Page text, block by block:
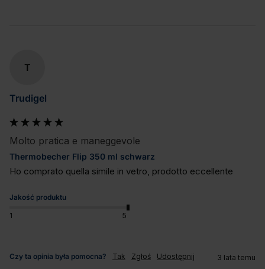
T
Trudigel
Molto pratica e maneggevole
Thermobecher Flip 350 ml schwarz
Ho comprato quella simile in vetro, prodotto eccellente
Jakość produktu
1 5
Czy ta opinia była pomocna? Tak Zgłoś Udostępnij 3 lata temu